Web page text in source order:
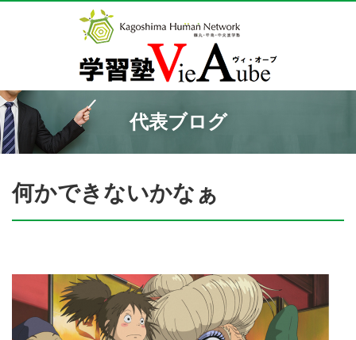
代表ブログ
何かできないかなぁ